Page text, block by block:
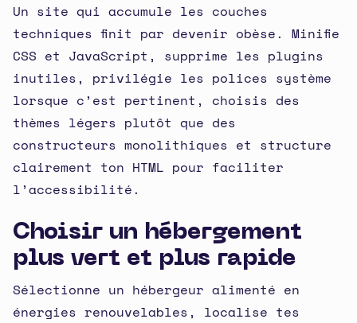
Un site qui accumule les couches
techniques finit par devenir obèse. Minifie
CSS et JavaScript, supprime les plugins
inutiles, privilégie les polices système
lorsque c’est pertinent, choisis des
thèmes légers plutôt que des
constructeurs monolithiques et structure
clairement ton HTML pour faciliter
l’accessibilité.
Choisir un hébergement
plus vert et plus rapide
Sélectionne un hébergeur alimenté en
énergies renouvelables, localise tes